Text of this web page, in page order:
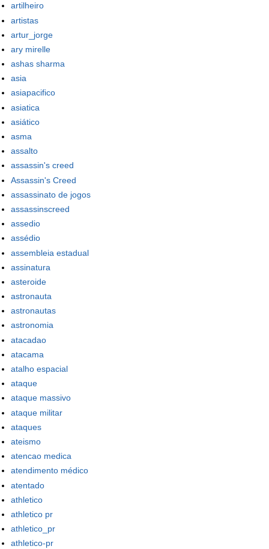
artilheiro
artistas
artur_jorge
ary mirelle
ashas sharma
asia
asiapacifico
asiatica
asiático
asma
assalto
assassin's creed
Assassin's Creed
assassinato de jogos
assassinscreed
assedio
assédio
assembleia estadual
assinatura
asteroide
astronauta
astronautas
astronomia
atacadao
atacama
atalho espacial
ataque
ataque massivo
ataque militar
ataques
ateismo
atencao medica
atendimento médico
atentado
athletico
athletico pr
athletico_pr
athletico-pr